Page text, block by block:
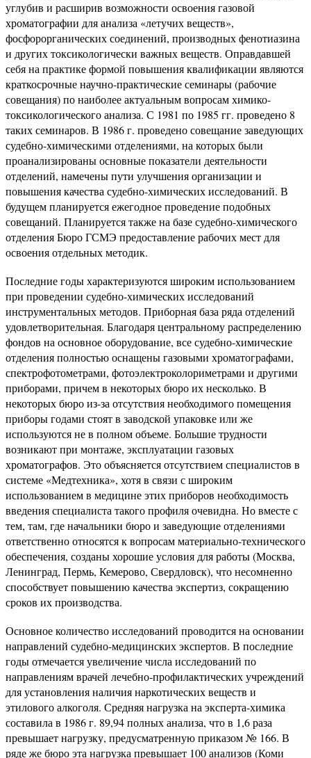
углубив и расширив возможности освоения газовой
хроматографии для анализа «летучих веществ»,
фосфорорганических соединений, производных фенотиазина
и других токсикологически важных веществ. Оправдавшей
себя на практике формой повышения квалификации являются
краткосрочные научно-практические семинары (рабочие
совещания) по наиболее актуальным вопросам химико-
токсикологического анализа. С 1981 по 1985 гг. проведено 8
таких семинаров. В 1986 г. проведено совещание заведующих
судебно-химическими отделениями, на которых были
проанализированы основные показатели деятельности
отделений, намечены пути улучшения организации и
повышения качества судебно-химических исследований. В
будущем планируется ежегодное проведение подобных
совещаний. Планируется также на базе судебно-химического
отделения Бюро ГСМЭ предоставление рабочих мест для
освоения отдельных методик.
Последние годы характеризуются широким использованием
при проведении судебно-химических исследований
инструментальных методов. Приборная база ряда отделений
удовлетворительная. Благодаря центральному распределению
фондов на основное оборудование, все судебно-химические
отделения полностью оснащены газовыми хроматографами,
спектрофотометрами, фотоэлектроколориметрами и другими
приборами, причем в некоторых бюро их несколько. В
некоторых бюро из-за отсутствия необходимого помещения
приборы годами стоят в заводской упаковке или же
используются не в полном объеме. Большие трудности
возникают при монтаже, эксплуатации газовых
хроматографов. Это объясняется отсутствием специалистов в
системе «Медтехника», хотя в связи с широким
использованием в медицине этих приборов необходимость
введения специалиста такого профиля очевидна. Но вместе с
тем, там, где начальники бюро и заведующие отделениями
ответственно относятся к вопросам материально-технического
обеспечения, созданы хорошие условия для работы (Москва,
Ленинград, Пермь, Кемерово, Свердловск), что несомненно
способствует повышению качества экспертиз, сокращению
сроков их производства.
Основное количество исследований проводится на основании
направлений судебно-медицинских экспертов. В последние
годы отмечается увеличение числа исследований по
направлениям врачей лечебно-профилактических учреждений
для установления наличия наркотических веществ и
этилового алкоголя. Средняя нагрузка на эксперта-химика
составила в 1986 г. 89,94 полных анализа, что в 1,6 раза
превышает нагрузку, предусматренную приказом № 166. В
ряде же бюро эта нагрузка превышает 100 анализов (Коми